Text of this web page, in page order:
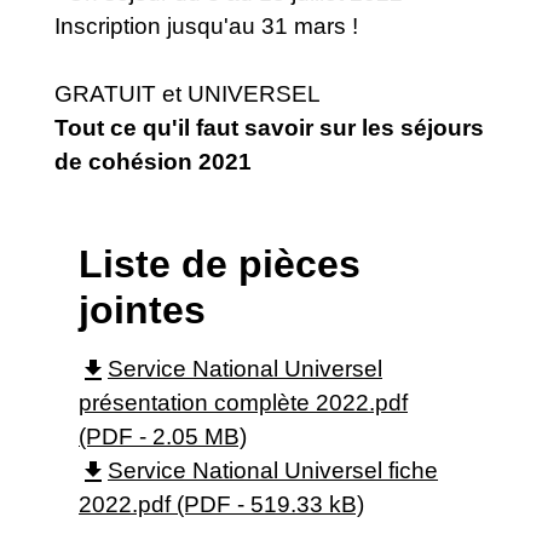
Inscription jusqu'au 31 mars !
GRATUIT et UNIVERSEL
Tout ce qu'il faut savoir sur les séjours
de cohésion 2021
Liste de pièces
jointes
file_download Service National Universel
présentation complète 2022.pdf
(PDF - 2.05 MB)
file_download Service National Universel fiche
2022.pdf (PDF - 519.33 kB)